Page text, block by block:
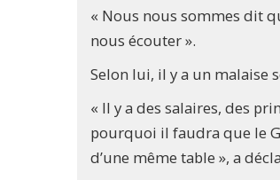
« Nous nous sommes dit
nous écouter ».
Selon lui, il y a un malaise
« Il y a des salaires, des
pourquoi il faudra que le
d’une même table », a